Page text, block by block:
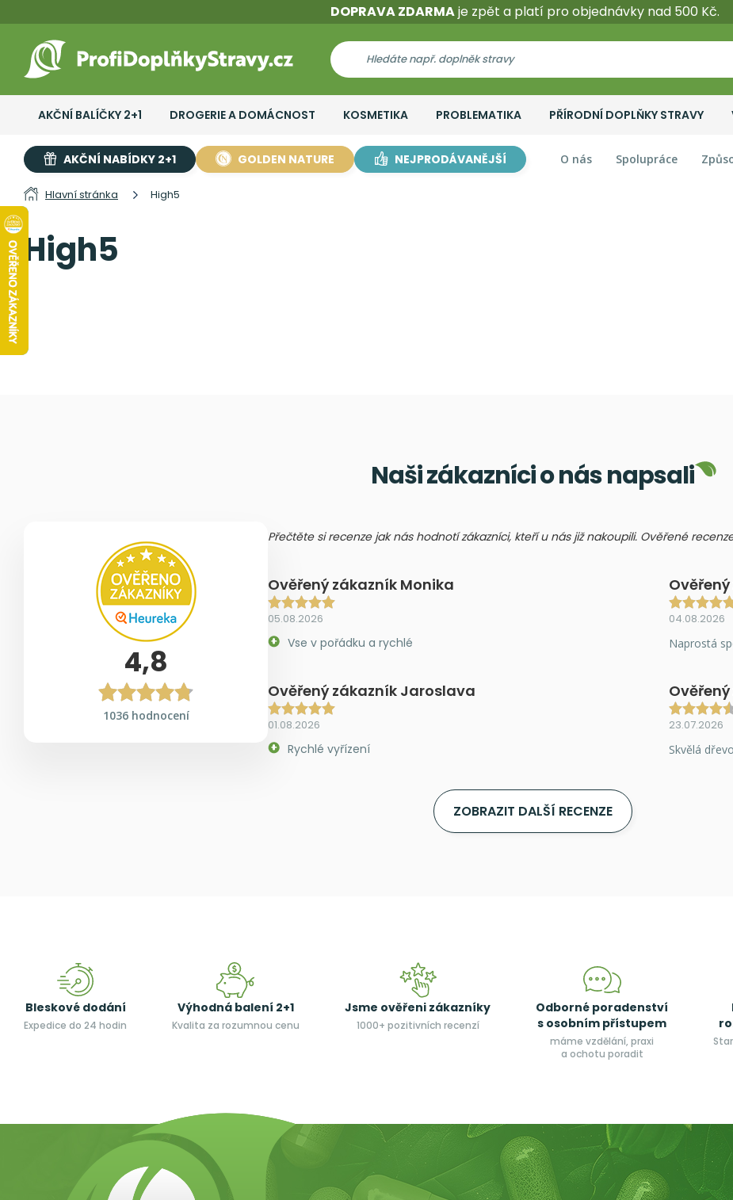
DOPRAVA ZDARMAje zpět a platí pro objednávky nad 500 Kč.
AKČNÍ BALÍČKY 2+1 DROGERIE A DOMÁCNOST KOSMETIKA PROBLEMATIKA PŘÍRODNÍ DOPLŇKY STRAVY
AKČNÍ NABÍDKY 2+1 GOLDEN NATURE NEJPRODÁVANĚJŠÍ O nás Spolupráce
Hlavní stránka High5
High5
Naši zákazníci o nás napsali
4,8
1036 hodnocení
Přečtěte si recenze jak nás hodnotí zákazníci, kteří u nás již nakoupili. Ověřené
Ověřený zákazník Monika
05.08.2026
Vse v pořádku a rychlé
04.08.2026
Naprostá
Ověřený zákazník Jaroslava
01.08.2026
Rychlé vyřízení
23.07.2026
Skvělá
ZOBRAZIT DALŠÍ RECENZE
Bleskové dodání
Expedice do 24 hodin
Výhodná balení 2+1
Kvalita za rozumnou cenu
Jsme ověřeni zákazníky
1000+ pozitivních recenzí
Odborné poradenství
s osobním přístupem
máme vzdělání, praxi
a ochotu poradit